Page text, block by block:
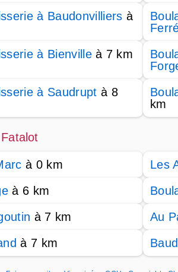
à Baudonvilliers à
à Bienvilleà 7 km
à Saudrupt à 8
km
à 0 km Les
à 6 km
à 7 km Au
à 7 km